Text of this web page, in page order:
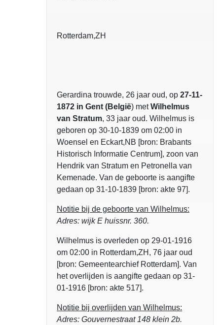
Rotterdam,ZH
Gerardina trouwde, 26 jaar oud, op 27-11-
1872 in Gent (België) metWilhelmus
van Stratum, 33 jaar oud. Wilhelmus is
geboren op 30-10-1839 om 02:00 in
Woensel en Eckart,NB [bron: Brabants
Historisch Informatie Centrum], zoon van
Hendrik van Stratum en Petronella van
Kemenade. Van de geboorte is aangifte
gedaan op 31-10-1839 [bron: akte 97].
Notitie bij de geboorte van Wilhelmus:
Adres: wijk E huissnr. 360.
Wilhelmus is overleden op 29-01-1916
om 02:00 in Rotterdam,ZH, 76 jaar oud
[bron: Gemeentearchief Rotterdam]. Van
het overlijden is aangifte gedaan op 31-
01-1916 [bron: akte 517].
Notitie bij overlijden van Wilhelmus:
Adres: Gouvernestraat 148 klein 2b.